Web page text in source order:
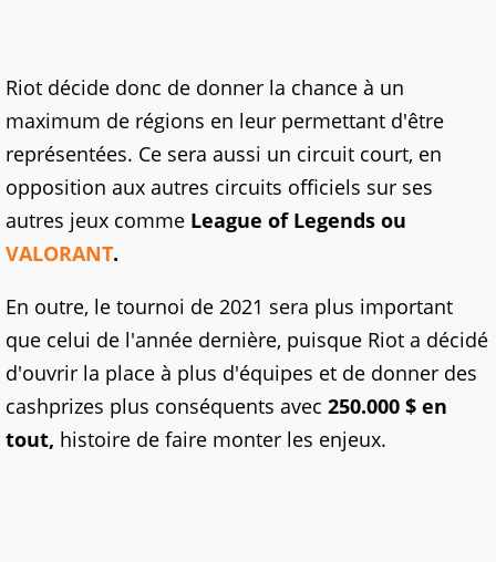
Riot décide donc de donner la chance à un
maximum de régions en leur permettant d'être
représentées. Ce sera aussi un circuit court, en
opposition aux autres circuits officiels sur ses
autres jeux comme League of Legends ou
VALORANT.
En outre, le tournoi de 2021 sera plus important
que celui de l'année dernière, puisque Riot a décidé
d'ouvrir la place à plus d'équipes et de donner des
cashprizes plus conséquents avec 250.000 $ en
tout, histoire de faire monter les enjeux.